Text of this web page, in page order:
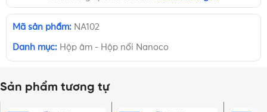
Mã sản phẩm: NA102
Danh mục: Hộp âm - Hộp nổi Nanoco
Sản phẩm tương tự